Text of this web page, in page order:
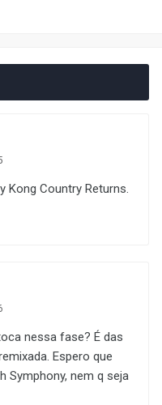
Kong Country Returns.
nessa fase? É das
Espero que
Symphony, nem q seja